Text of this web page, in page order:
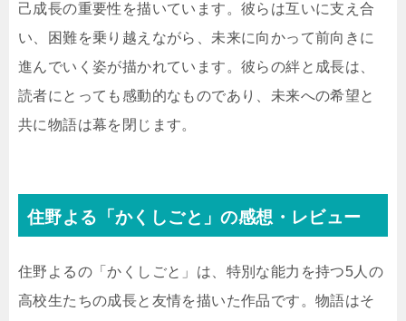
己成長の重要性を描いています。彼らは互いに支え合
い、困難を乗り越えながら、未来に向かって前向きに
進んでいく姿が描かれています。彼らの絆と成長は、
読者にとっても感動的なものであり、未来への希望と
共に物語は幕を閉じます。
住野よる「かくしごと」の感想・レビュー
住野よるの「かくしごと」は、特別な能力を持つ5人の
高校生たちの成長と友情を描いた作品です。物語はそ